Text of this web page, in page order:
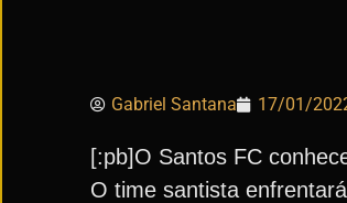
Gabriel Santana 17/01/
[:pb]O Santos FC
O time santista